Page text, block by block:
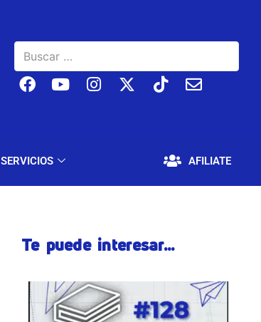
SERVICIOS AFILIATE
EDUCACIÓN Y CULTURA SERVICIOS
Te puede interesar...